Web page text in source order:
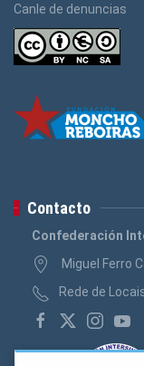
Canle de denuncias
Contacto
Confederación
Miguel Ferro
Rede de